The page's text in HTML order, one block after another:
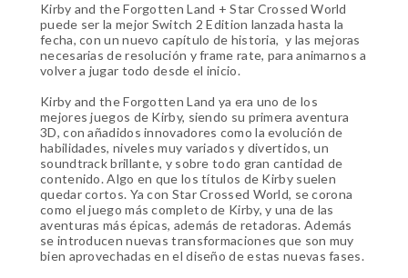
Kirby and the Forgotten Land + Star Crossed World
puede ser la mejor Switch 2 Edition lanzada hasta la
fecha, con un nuevo capítulo de historia, y las mejoras
necesarias de resolución y frame rate, para animarnos a
volver a jugar todo desde el inicio.
Kirby and the Forgotten Land ya era uno de los
mejores juegos de Kirby, siendo su primera aventura
3D, con añadidos innovadores como la evolución de
habilidades, niveles muy variados y divertidos, un
soundtrack brillante, y sobre todo gran cantidad de
contenido. Algo en que los títulos de Kirby suelen
quedar cortos. Ya con Star Crossed World, se corona
como el juego más completo de Kirby, y una de las
aventuras más épicas, además de retadoras. Además
se introducen nuevas transformaciones que son muy
bien aprovechadas en el diseño de estas nuevas fases.